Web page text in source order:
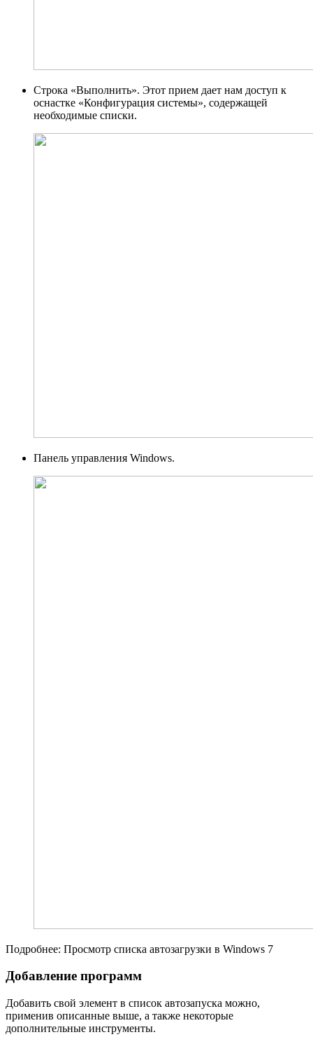
Строка «Выполнить». Этот прием дает нам доступ к
оснастке «Конфигурация системы», содержащей
необходимые списки.
Панель управления Windows.
Подробнее: Просмотр списка автозагрузки в Windows 7
Добавление программ
Добавить свой элемент в список автозапуска можно,
применив описанные выше, а также некоторые
дополнительные инструменты.